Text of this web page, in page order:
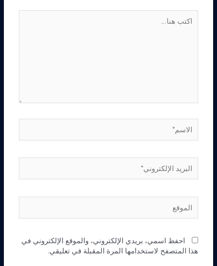
هنا...
الإلكتروني*
احفظ اسمي، بريدي الإلكتروني، والموقع الإلكتروني في
هذا المتصفح لاستخدامها المرة المقبلة في تعليقي.